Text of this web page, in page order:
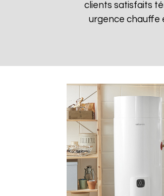
clients satisfaits
urgence chauffe